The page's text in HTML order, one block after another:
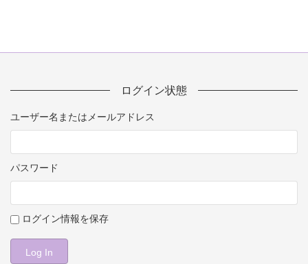
ログイン状態
ユーザー名またはメールアドレス
パスワード
ログイン情報を保存